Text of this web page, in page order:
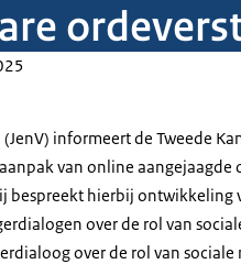
informeert de Tweede
van online aangejaagde
bespreekt hierbij ontwikkeling
over de rol van
over de rol van sociale